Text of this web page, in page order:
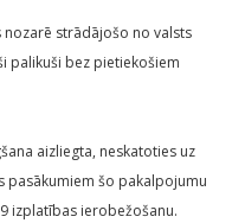
nozarē strādājošo no valsts
palikuši bez pietiekošiem
aizliegta, neskatoties uz
šo pakalpojumu
izplatības ierobežošanu.